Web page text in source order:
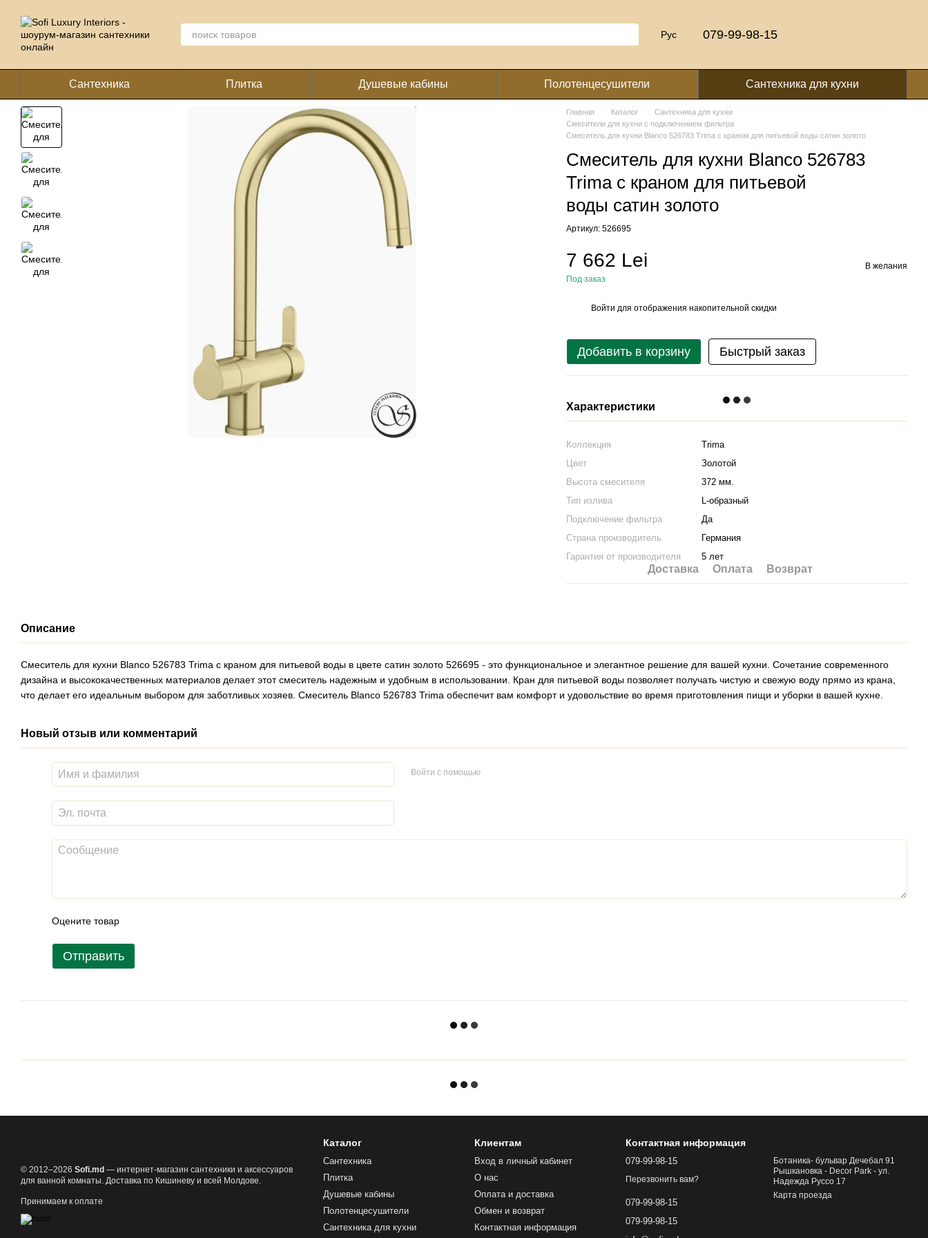
Рус 079-99-98-15
Сантехника Плитка Душевые кабины Полотенцесушители Сантехника для кухни
Главная Каталог
Сантехника для кухни
Смесители для кухни с подключением фильтра
Смеситель для кухни Blanco 526783 Trima с краном для питьевой воды сатин золото
Смеситель для кухни Blanco 526783
Trima с краном для питьевой
воды сатин золото
Артикул: 526695
7 662 Lei
Под заказ
В желания
Войти для отображения накопительной скидки
Добавить в корзину Быстрый заказ
Характеристики
Коллекция
Trima
Цвет
Золотой
Высота смесителя
372 мм.
Тип излива
L-образный
Подключение фильтра
Да
Страна производитель
Германия
Гарантия от производителя
5 лет
Доставка Оплата Возврат
Описание
Смеситель для кухни Blanco 526783 Trima с краном для питьевой воды в цвете сатин золото 526695 - это функциональное и элегантное решение для вашей кухни. Сочетание современного
дизайна и высококачественных материалов делает этот смеситель надежным и удобным в использовании. Кран для питьевой воды позволяет получать чистую и свежую воду прямо из крана,
что делает его идеальным выбором для заботливых хозяев. Смеситель Blanco 526783 Trima обеспечит вам комфорт и удовольствие во время приготовления пищи и уборки в вашей кухне.
Новый отзыв или комментарий
Войти с помощью
Оцените товар
Отправить
© 2012–2026 Sofi.md — интернет-магазин сантехники и аксессуаров
для ванной комнаты. Доставка по Кишиневу и всей Молдове.
Принимаем к оплате
Каталог
Сантехника
Плитка
Душевые кабины
Полотенцесушители
Сантехника для кухни
Клиентам
Вход в личный кабинет
О нас
Оплата и доставка
Обмен и возврат
Контактная информация
Контактная информация
079-99-98-15
Перезвонить вам?
079-99-98-15
079-99-98-15
Ботаника- бульвар Дечебал 91
Рышкановка - Decor Park - ул.
Надежда Руссо 17
Карта проезда